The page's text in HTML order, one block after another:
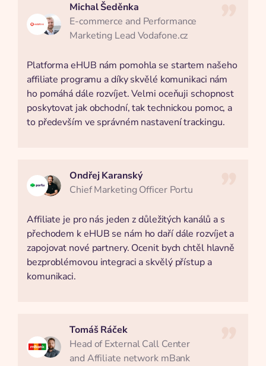
Michal Šeděnka
E-commerce and Performance
Marketing Lead Vodafone.cz
Platforma eHUB nám pomohla se startem našeho
affiliate programu a díky skvělé komunikaci nám
ho pomáhá dále rozvíjet. Velmi oceňuji schopnost
poskytovat jak obchodní, tak technickou pomoc, a
to především ve správném nastavení trackingu.
Ondřej Karanský
Chief Marketing Officer Portu
Affiliate je pro nás jeden z důležitých kanálů a s
přechodem k eHUB se nám ho daří dále rozvíjet a
zapojovat nové partnery. Ocenit bych chtěl hlavně
bezproblémovou integraci a skvělý přístup a
komunikaci.
Tomáš Ráček
Head of External Call Center
and Affiliate network mBank